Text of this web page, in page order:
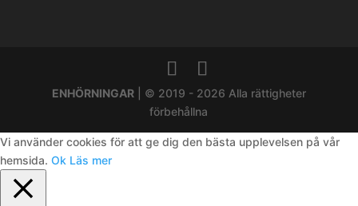
ENHÖRNINGAR| © 2019 - 2026 Alla rättigheter
förbehållna
Vi använder cookies för att ge dig den bästa upplevelsen på vår
hemsida. Ok Läs mer